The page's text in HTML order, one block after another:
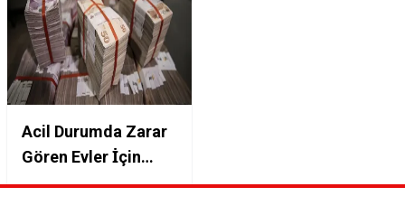
Acil Durumda Zarar
Gören Evler İçin
Devletten 50.000 TL